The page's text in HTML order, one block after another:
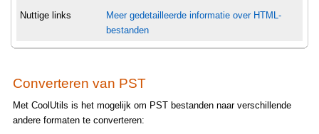
Nuttige links
Meer gedetailleerde informatie over HTML-
bestanden
Converteren van PST
Met CoolUtils is het mogelijk om PST bestanden naar verschillende
andere formaten te converteren: